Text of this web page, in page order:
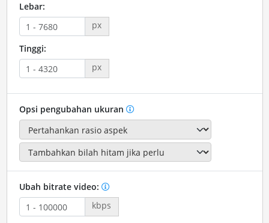
Lebar:
px
Tinggi:
px
Opsi pengubahan ukuran
Ubah bitrate video:
kbps